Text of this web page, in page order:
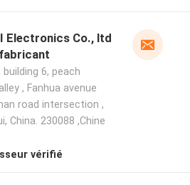
Electronics Co., ltd
building 6, peach
, Fanhua avenue
road intersection ,
China. 230088 ,Chine
vérifié